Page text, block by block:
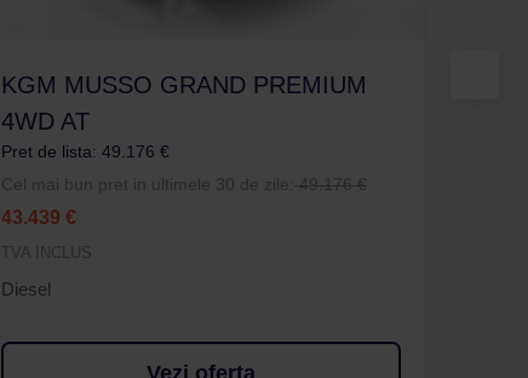
KGM MUSSO GRAND PREMIUM
4WD AT
Pret de lista: 49.176 €
Cel mai bun pret in ultimele 30 de zile: 49.176 €
43.439 €
TVA INCLUS
Diesel
Vezi oferta